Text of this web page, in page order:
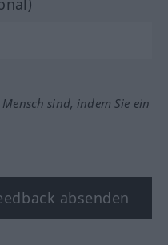
sind, indem Sie ein
absenden